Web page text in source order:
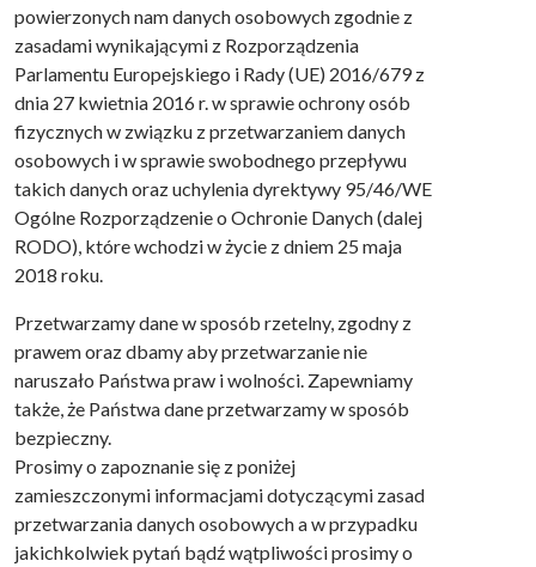
powierzonych nam danych osobowych zgodnie z
zasadami wynikającymi z Rozporządzenia
Parlamentu Europejskiego i Rady (UE) 2016/679 z
dnia 27 kwietnia 2016 r. w sprawie ochrony osób
fizycznych w związku z przetwarzaniem danych
osobowych i w sprawie swobodnego przepływu
takich danych oraz uchylenia dyrektywy 95/46/WE
Ogólne Rozporządzenie o Ochronie Danych (dalej
RODO), które wchodzi w życie z dniem 25 maja
2018 roku.
Przetwarzamy dane w sposób rzetelny, zgodny z
prawem oraz dbamy aby przetwarzanie nie
naruszało Państwa praw i wolności. Zapewniamy
także, że Państwa dane przetwarzamy w sposób
bezpieczny.
Prosimy o zapoznanie się z poniżej
zamieszczonymi informacjami dotyczącymi zasad
przetwarzania danych osobowych a w przypadku
jakichkolwiek pytań bądź wątpliwości prosimy o